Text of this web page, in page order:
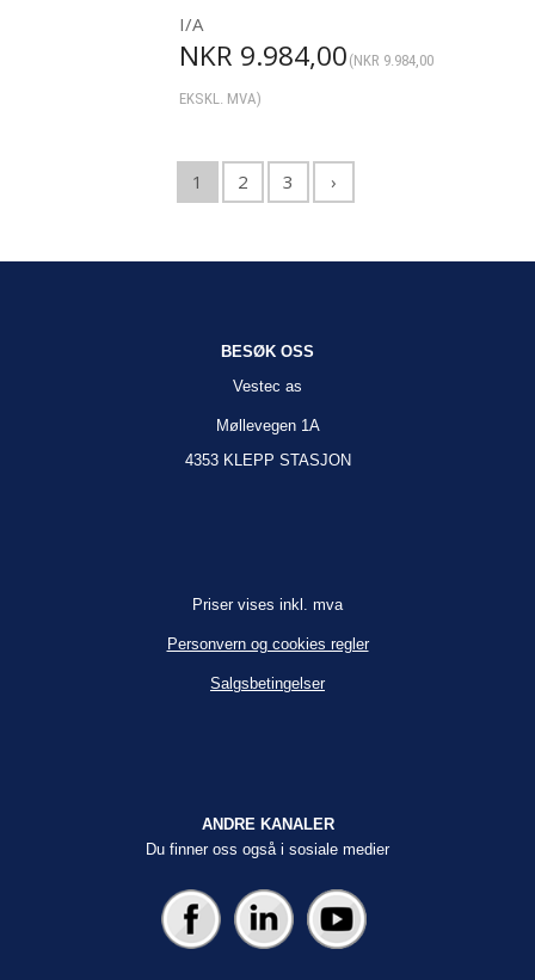
I/A
NKR 9.984,00 (NKR 9.984,00
EKSKL. MVA)
1 2 3 ›
BESØK OSS
Vestec as
Møllevegen 1A
4353 KLEPP STASJON
Priser vises inkl. mva
Personvern og cookies regler
Salgsbetingelser
ANDRE KANALER
Du finner oss også i sosiale medier